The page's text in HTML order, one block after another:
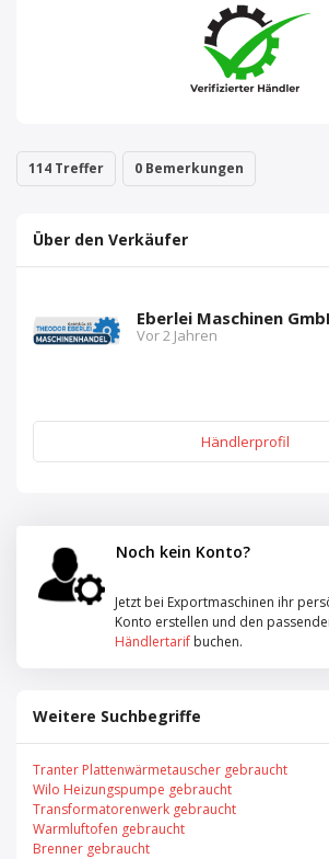
114 Treffer 0 Bemerkungen
Über den Verkäufer
Eberlei Maschinen
Vor 2 Jahren
Händlerprofil
Noch kein Konto?
Jetzt bei Exportmaschinen ihr
Konto erstellen und den
Händlertarif buchen.
Weitere Suchbegriffe
Tranter Plattenwärmetauscher gebraucht
Wilo Heizungspumpe gebraucht
Transformatorenwerk gebraucht
Warmluftofen gebraucht
Brenner gebraucht